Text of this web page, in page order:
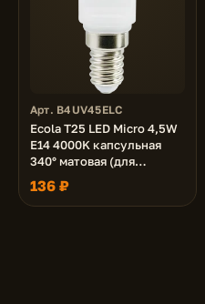
Арт. B4UV45ELC
Ecola T25 LED Micro 4,5W
E14 4000K капсульная
340° матовая (для
холодил., шв. машинки и
т.д.) 60x26 mm
136 ₽